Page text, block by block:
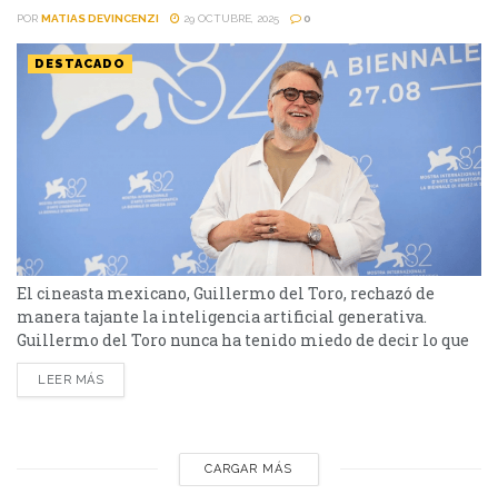
POR MATIAS DEVINCENZI 29 OCTUBRE, 2025 0
DESTACADO
El cineasta mexicano, Guillermo del Toro, rechazó de
manera tajante la inteligencia artificial generativa.
Guillermo del Toro nunca ha tenido miedo de decir lo que
piensa. El director de El laberinto del fauno y La forma del
agua fue categórico al hablar sobre el uso de la inteligencia
LEER MÁS
CARGAR MÁS